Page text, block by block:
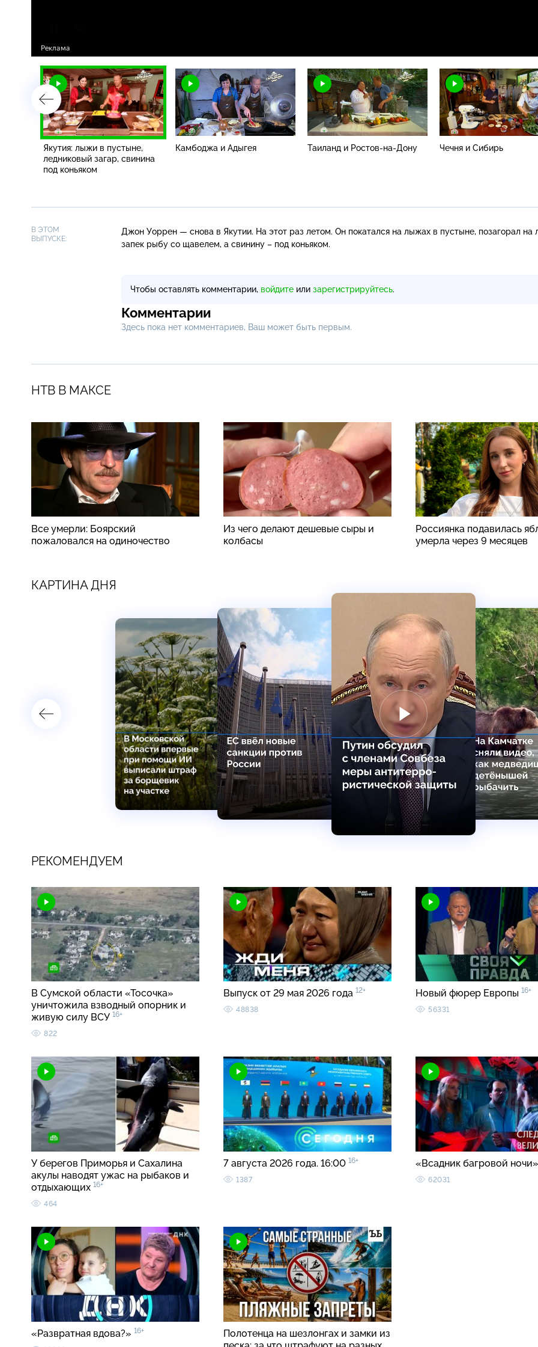
Якутия: лыжи в пустыне,
ледниковый загар, свинина
под коньяком
Камбоджа и Адыгея Таиланд и Ростов-на-Дону Чечня и Сибирь
В ЭТОМ
ВЫПУСКЕ:
Джон Уоррен — снова в Якутии. На этот раз летом. Он покатался на лыжах в пустыне, позагорал на
запек рыбу со щавелем, а свинину – под коньяком.
Чтобы оставлять комментарии, войдите или зарегистрируйтесь.
Комментарии
Здесь пока нет комментариев, Ваш может быть первым.
НТВ В МАКСЕ
Все умерли: Боярский
пожаловался на одиночество
Из чего делают дешевые сыры и
колбасы
Россиянка подавилась
умерла через 9 месяцев
КАРТИНА ДНЯ
РЕКОМЕНДУЕМ
В Сумской области «Тосочка»
уничтожила взводный опорник и
живую силу ВСУ 16+
822
Выпуск от 29 мая 2026 года 12+
48838
Новый фюрер Европы 16+
56331
У берегов Приморья и Сахалина
акулы наводят ужас на рыбаков и
отдыхающих 16+
464
7 августа 2026 года. 16:00 16+
1387
«Всадник багровой
62031
«Развратная вдова?» 16+
Полотенца на шезлонгах и замки из